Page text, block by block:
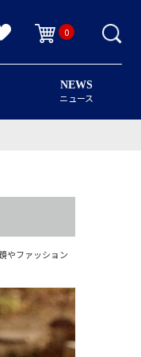
0
NEWS
ニュース
やファッション